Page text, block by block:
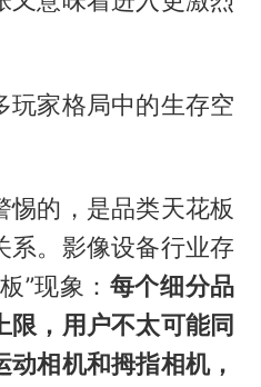
玩家格局中的生存空
惕的，是品类天花板
系。影像设备行业存
”现象： 每个细分品
限，用户不太可能同
相机和拇指相机，